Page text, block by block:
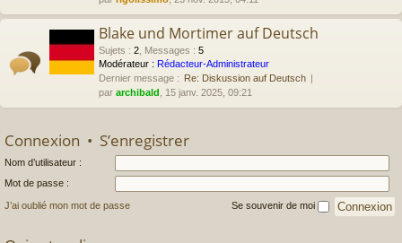
Blake und Mortimer auf Deutsch
Sujets : 2 Messages : 5
Modérateur : Rédacteur-Administrateur
Dernier message : Re: Diskussion auf Deutsch
par archibald , 15 janv. 2025, 09:21
Connexion • S’enregistrer
Nom d’utilisateur :
Mot de passe :
J’ai oublié mon mot de passe Se souvenir de moi